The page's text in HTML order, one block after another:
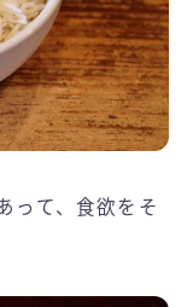
って、食欲をそ